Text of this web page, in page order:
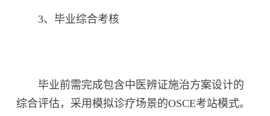
3、毕业综合考核
毕业前需完成包含中医辨证施治方案设计的
综合评估，采用模拟诊疗场景的OSCE考站模式。